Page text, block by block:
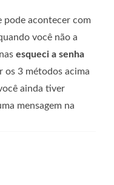
pode acontecer com
você não a
esqueci a senha
os 3 métodos acima
ainda tiver
mensagem na